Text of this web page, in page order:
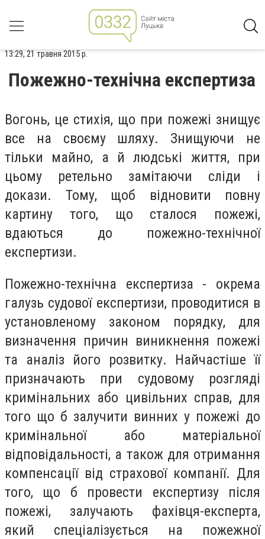
13:29, 21 травня 2015 р.
Пожежно-технічна експертиза
Вогонь, це стихія, що при пожежі знищує
все на своєму шляху. Знищуючи не
тільки майно, а й людські життя, при
цьому ретельно замітаючи сліди і
докази. Тому, щоб відновити повну
картину того, що сталося пожежі,
вдаються до пожежно-технічної
експертизи.
Пожежно-технічна експертиза - окрема
галузь судової експертизи, проводитися в
установленому законом порядку, для
визначення причин виникнення пожежі
та аналіз його розвитку. Найчастіше її
призначають при судовому розгляді
кримінальних або цивільних справ, для
того що б залучити винних у пожежі до
кримінальної або матеріальної
відповідальності, а також для отримання
компенсації від страхової компанії. Для
того, що б провести експертизу після
пожежі, залучають фахівця-експерта,
який спеціалізується на пожежної